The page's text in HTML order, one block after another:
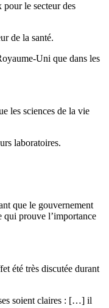
le secteur des
de la santé.
Uni que dans les
les sciences de la vie
laboratoires.
que le gouvernement
qui prouve l’importance
été très discutée durant
soient claires : […] il